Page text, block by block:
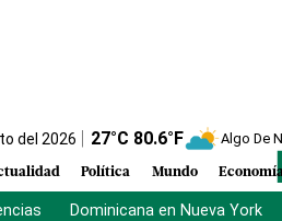
del 2026 27°C 80.6°F Algo De
Política Mundo
Dominicana en Nueva York